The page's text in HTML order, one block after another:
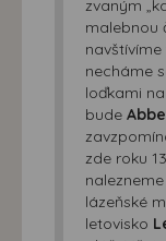
zvaným
malebnou
necháme
loďkami
bude
zde roku
lázeňské
letovisko